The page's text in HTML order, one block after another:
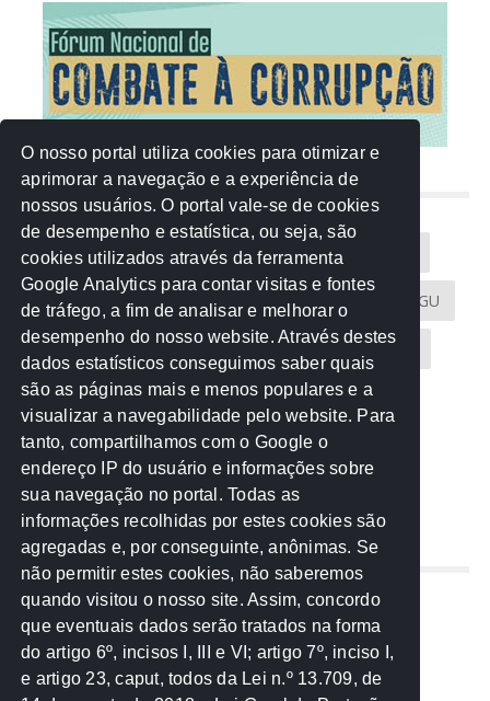
NUVEM DE TAGS
Acontece na Rede AGU AMM
Atricon Audicom CAU-MT CGU
CREA-MT Eventos MPC-MT MPE-MT
MPF Notícias PF PGE-MT PGR
Receita Federal Sem categoria
TCE-MT TCU TRE
REDE NOS ESTADOS
Mato Grosso do Sul
Paraná
Nacional
O nosso portal utiliza cookies para otimizar e
aprimorar a navegação e a experiência de
nossos usuários. O portal vale-se de cookies
de desempenho e estatística, ou seja, são
cookies utilizados através da ferramenta
Google Analytics para contar visitas e fontes
de tráfego, a fim de analisar e melhorar o
desempenho do nosso website. Através destes
dados estatísticos conseguimos saber quais
são as páginas mais e menos populares e a
visualizar a navegabilidade pelo website. Para
tanto, compartilhamos com o Google o
endereço IP do usuário e informações sobre
sua navegação no portal. Todas as
informações recolhidas por estes cookies são
agregadas e, por conseguinte, anônimas. Se
não permitir estes cookies, não saberemos
quando visitou o nosso site. Assim, concordo
que eventuais dados serão tratados na forma
do artigo 6º, incisos I, III e VI; artigo 7º, inciso I,
e artigo 23, caput, todos da Lei n.º 13.709, de